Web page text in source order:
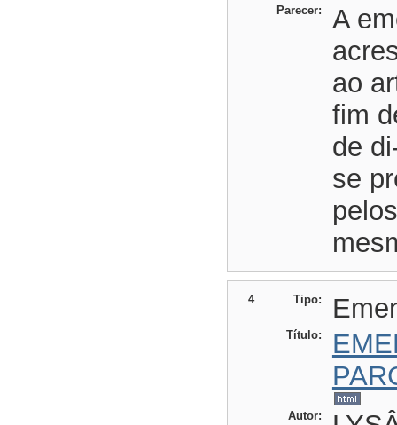
Parecer:
A
ao
fim
de
se
4 Tipo:
Título:
Autor: